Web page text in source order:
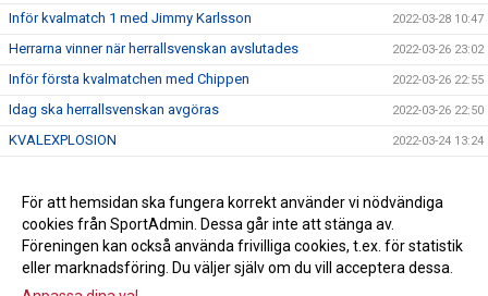
Inför kvalmatch 1 med Jimmy Karlsson 2022-03-28 10:47
Herrarna vinner när herrallsvenskan avslutades 2022-03-26 23:02
Inför första kvalmatchen med Chippen 2022-03-26 22:55
Idag ska herrallsvenskan avgöras 2022-03-26 22:50
KVALEXPLOSION 2022-03-24 13:24
Anna Mossberg förlänger med Skånela IF 2022-03-15 10:13
Alexandra Schaerlund skriver nytt! 2022-03-11 10:15
För att hemsidan ska fungera korrekt använder vi nödvändiga
cookies från SportAdmin. Dessa går inte att stänga av.
Föreningen kan också använda frivilliga cookies, t.ex. för statistik
eller marknadsföring. Du väljer själv om du vill acceptera dessa.